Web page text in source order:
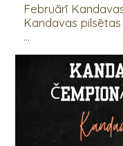
Februārī
Kandavas
...